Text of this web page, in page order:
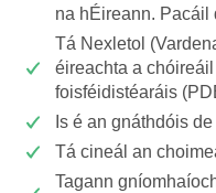
na hÉireann. Pacáil
Tá Nexletol
éireachta a
foisféidistéaráis
Is é an gnáthdóis
Tá cineál an
Tagann